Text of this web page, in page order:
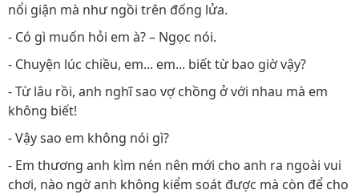
nổi giận mà như ngồi trên đống lửa.
- Có gì muốn hỏi em à? – Ngọc nói.
- Chuyện lúc chiều, em... em... biết từ bao giờ vậy?
- Từ lâu rồi, anh nghĩ sao vợ chồng ở với nhau mà em
không biết!
- Vậy sao em không nói gì?
- Em thương anh kìm nén nên mới cho anh ra ngoài vui
chơi, nào ngờ anh không kiểm soát được mà còn để cho